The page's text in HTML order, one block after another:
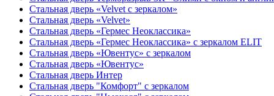
Стальная дверь «Velvet с зеркалом»
Стальная дверь «Velvet»
Стальная дверь «Гермес Неоклассика»
Стальная дверь «Гермес Неоклассика» с зеркалом ELIT
Стальная дверь «Ювентус» с зеркалом
Стальная дверь «Ювентус»
Стальная дверь Интер
Стальная дверь "Комфорт" с зеркалом